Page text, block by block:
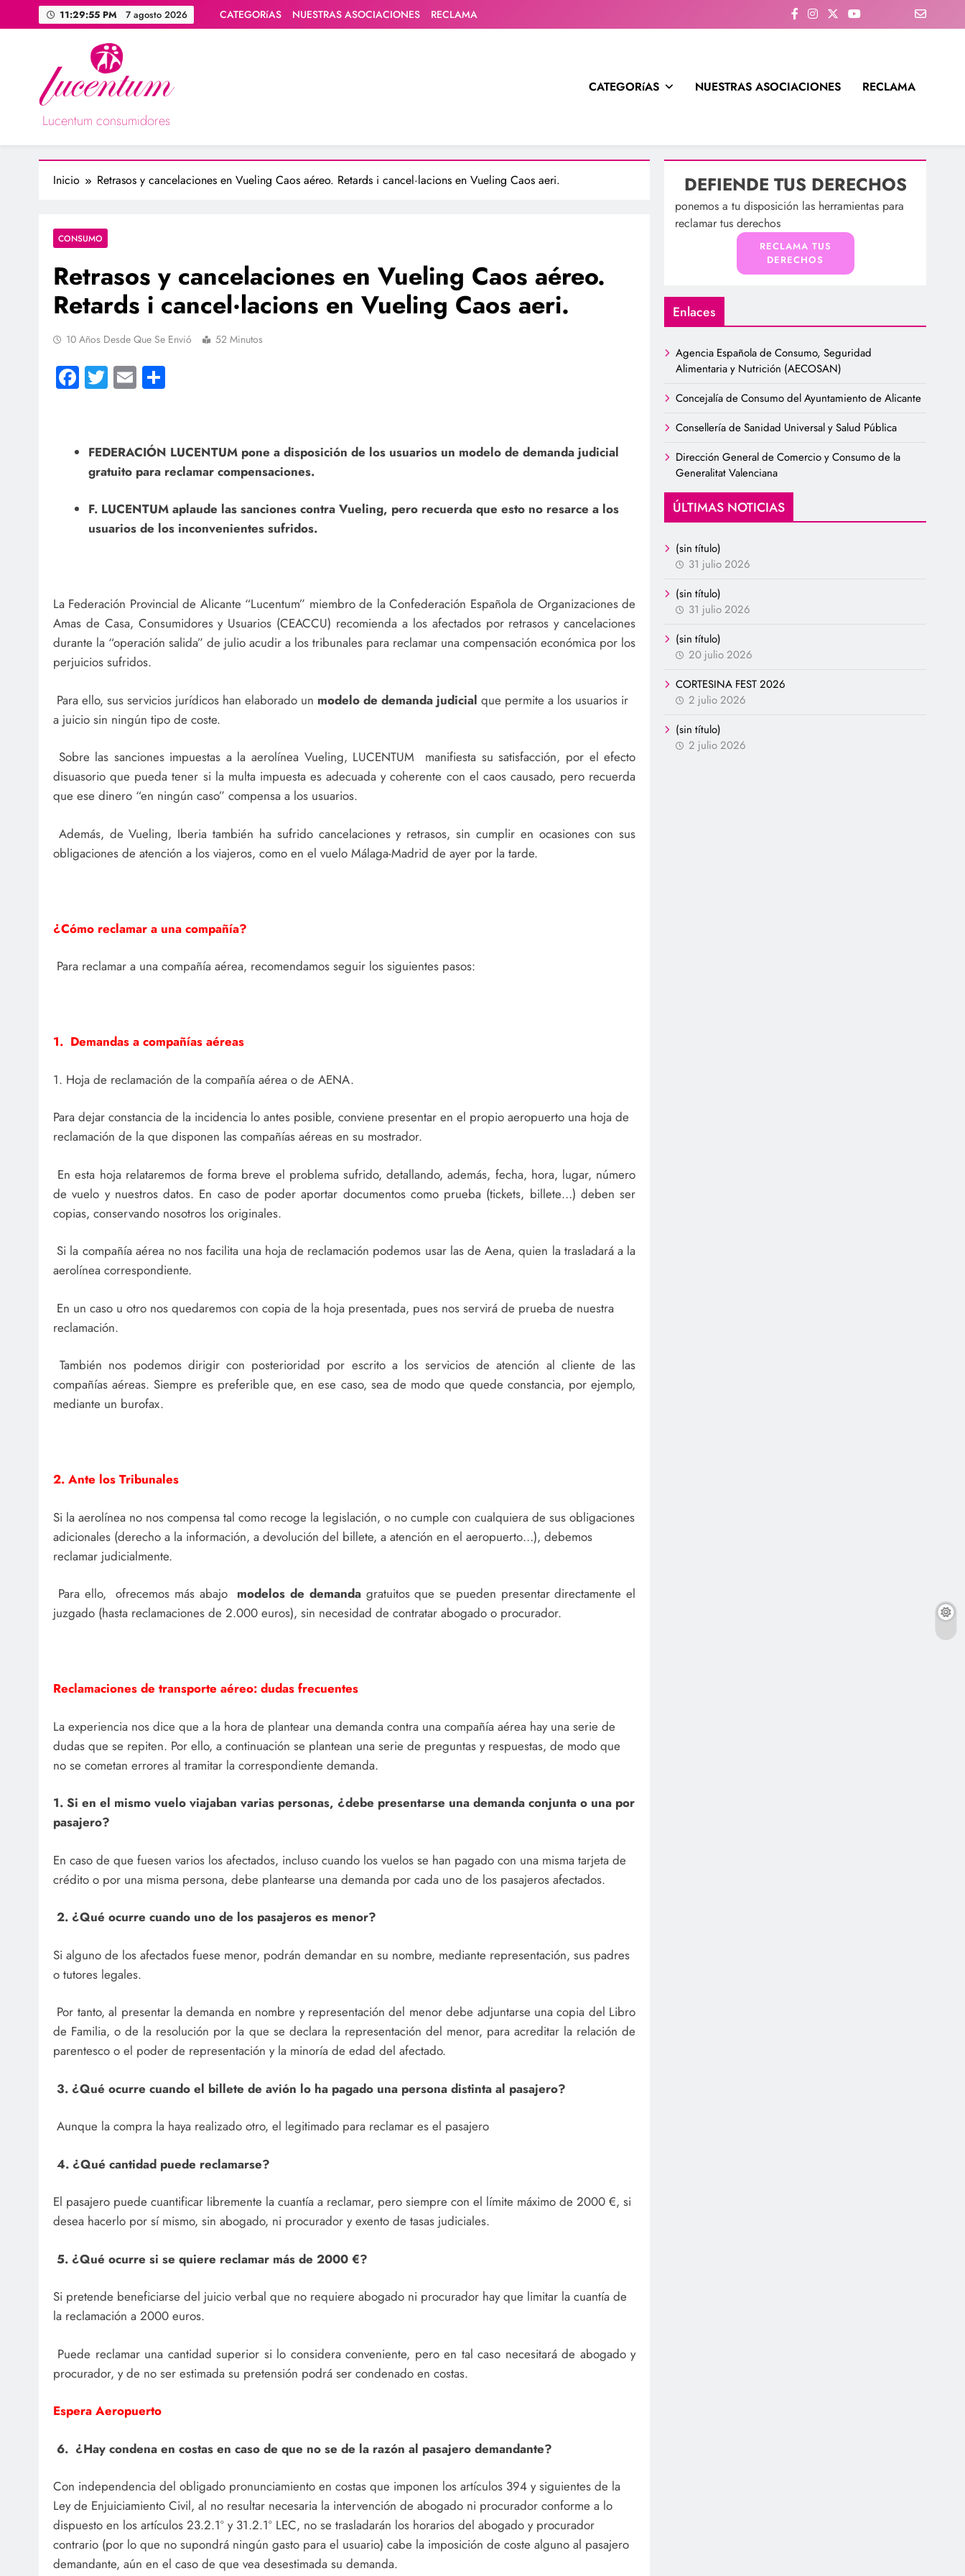
al
11:29:56 PM 7 agosto 2026 CATEGORíAS NUESTRAS ASOCIACIONES RECLAMA
Lucentum consumidores
Asociación de consumidores / consumidoras Lucentum
CATEGORíAS NUESTRAS ASOCIACIONES RECLAMA
Inicio Retrasos y cancelaciones en Vueling Caos aéreo. Retards i cancel·lacions en Vueling Caos aeri.
CONSUMO
Retrasos y cancelaciones en Vueling Caos aéreo.
Retards i cancel·lacions en Vueling Caos aeri.
10 Años Desde Que Se Envió 52 Minutos
Facebook
Twitter
Email
FEDERACIÓN LUCENTUM pone a disposición de los usuarios un modelo de demanda judicial
gratuito para reclamar compensaciones.
F. LUCENTUM aplaude las sanciones contra Vueling, pero recuerda que esto no resarce a los
usuarios de los inconvenientes sufridos.
La Federación Provincial de Alicante “Lucentum” miembro de la Confederación Española de Organizaciones de
Amas de Casa, Consumidores y Usuarios (CEACCU) recomienda a los afectados por retrasos y cancelaciones
durante la “operación salida” de julio acudir a los tribunales para reclamar una compensación económica por los
perjuicios sufridos.
Para ello, sus servicios jurídicos han elaborado un modelo de demanda judicial que permite a los usuarios ir
a juicio sin ningún tipo de coste.
Sobre las sanciones impuestas a la aerolínea Vueling, LUCENTUM manifiesta su satisfacción, por el efecto
disuasorio que pueda tener si la multa impuesta es adecuada y coherente con el caos causado, pero recuerda
que ese dinero “en ningún caso” compensa a los usuarios.
Además, de Vueling, Iberia también ha sufrido cancelaciones y retrasos, sin cumplir en ocasiones con sus
obligaciones de atención a los viajeros, como en el vuelo Málaga-Madrid de ayer por la tarde.
¿Cómo reclamar a una compañía?
Para reclamar a una compañía aérea, recomendamos seguir los siguientes pasos:
1. Demandas a compañías aéreas
1. Hoja de reclamación de la compañía aérea o de AENA.
Para dejar constancia de la incidencia lo antes posible, conviene presentar en el propio aeropuerto una hoja de
reclamación de la que disponen las compañías aéreas en su mostrador.
En esta hoja relataremos de forma breve el problema sufrido, detallando, además, fecha, hora, lugar, número
de vuelo y nuestros datos. En caso de poder aportar documentos como prueba (tickets, billete…) deben ser
copias, conservando nosotros los originales.
Si la compañía aérea no nos facilita una hoja de reclamación podemos usar las de Aena, quien la trasladará a la
aerolínea correspondiente.
En un caso u otro nos quedaremos con copia de la hoja presentada, pues nos servirá de prueba de nuestra
reclamación.
También nos podemos dirigir con posterioridad por escrito a los servicios de atención al cliente de las
compañías aéreas. Siempre es preferible que, en ese caso, sea de modo que quede constancia, por ejemplo,
mediante un burofax.
2. Ante los Tribunales
Si la aerolínea no nos compensa tal como recoge la legislación, o no cumple con cualquiera de sus obligaciones
adicionales (derecho a la información, a devolución del billete, a atención en el aeropuerto…), debemos
reclamar judicialmente.
Para ello, ofrecemos más abajo modelos de demanda gratuitos que se pueden presentar directamente el
juzgado (hasta reclamaciones de 2.000 euros), sin necesidad de contratar abogado o procurador.
Reclamaciones de transporte aéreo: dudas frecuentes
La experiencia nos dice que a la hora de plantear una demanda contra una compañía aérea hay una serie de
dudas que se repiten. Por ello, a continuación se plantean una serie de preguntas y respuestas, de modo que
no se cometan errores al tramitar la correspondiente demanda.
1. Si en el mismo vuelo viajaban varias personas, ¿debe presentarse una demanda conjunta o una por
pasajero?
En caso de que fuesen varios los afectados, incluso cuando los vuelos se han pagado con una misma tarjeta de
crédito o por una misma persona, debe plantearse una demanda por cada uno de los pasajeros afectados.
2. ¿Qué ocurre cuando uno de los pasajeros es menor?
Si alguno de los afectados fuese menor, podrán demandar en su nombre, mediante representación, sus padres
o tutores legales.
Por tanto, al presentar la demanda en nombre y representación del menor debe adjuntarse una copia del Libro
de Familia, o de la resolución por la que se declara la representación del menor, para acreditar la relación de
parentesco o el poder de representación y la minoría de edad del afectado.
3. ¿Qué ocurre cuando el billete de avión lo ha pagado una persona distinta al pasajero?
Aunque la compra la haya realizado otro, el legitimado para reclamar es el pasajero
4. ¿Qué cantidad puede reclamarse?
El pasajero puede cuantificar libremente la cuantía a reclamar, pero siempre con el límite máximo de 2000 €, si
desea hacerlo por sí mismo, sin abogado, ni procurador y exento de tasas judiciales.
5. ¿Qué ocurre si se quiere reclamar más de 2000 €?
Si pretende beneficiarse del juicio verbal que no requiere abogado ni procurador hay que limitar la cuantía de
la reclamación a 2000 euros.
Puede reclamar una cantidad superior si lo considera conveniente, pero en tal caso necesitará de abogado y
procurador, y de no ser estimada su pretensión podrá ser condenado en costas.
Espera Aeropuerto
6. ¿Hay condena en costas en caso de que no se de la razón al pasajero demandante?
Con independencia del obligado pronunciamiento en costas que imponen los artículos 394 y siguientes de la
Ley de Enjuiciamiento Civil, al no resultar necesaria la intervención de abogado ni procurador conforme a lo
dispuesto en los artículos 23.2.1º y 31.2.1º LEC, no se trasladarán los horarios del abogado y procurador
contrario (por lo que no supondrá ningún gasto para el usuario) cabe la imposición de coste alguno al pasajero
demandante, aún en el caso de que vea desestimada su demanda.
DEFIENDE TUS DERECHOS
ponemos a tu disposición las herramientas para
reclamar tus derechos
RECLAMA TUS
DERECHOS
Enlaces
Agencia Española de Consumo, Seguridad
Alimentaria y Nutrición (AECOSAN)
Concejalía de Consumo del Ayuntamiento de Alicante
Consellería de Sanidad Universal y Salud Pública
Dirección General de Comercio y Consumo de la
Generalitat Valenciana
ÚLTIMAS NOTICIAS
(sin título)
31 julio 2026
(sin título)
31 julio 2026
(sin título)
20 julio 2026
CORTESINA FEST 2026
2 julio 2026
(sin título)
2 julio 2026